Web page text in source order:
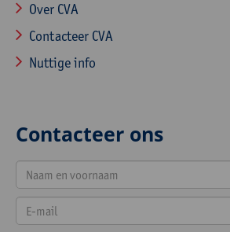
Over CVA
Contacteer CVA
Nuttige info
Contacteer ons